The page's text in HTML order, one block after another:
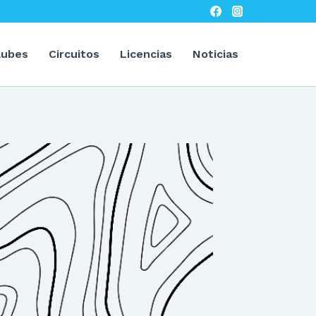
Circuitos Licencias Noticias